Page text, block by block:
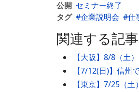
公開 セミナー終了
タグ
企業説明会 仕
関連する記事
【大阪】8/8（土
【7/12(日)】信州
【東京】7/25（